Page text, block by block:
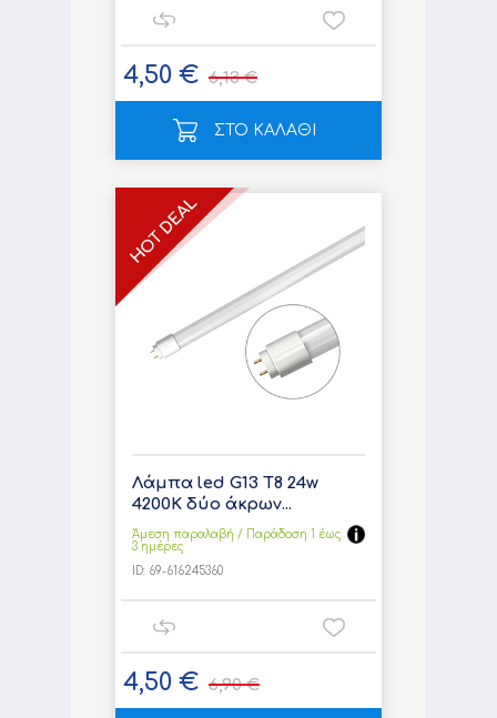
4,50 € 6,13 €
ΣΤΟ ΚΑΛΑΘΙ
Λάμπα led G13 T8 24w
4200K δύο άκρων...
Άμεση παραλαβή / Παράδoση 1 έως
3 ημέρες
ID: 69-616245360
4,50 € 6,90 €